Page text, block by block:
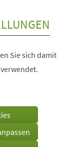
Sie sich damit